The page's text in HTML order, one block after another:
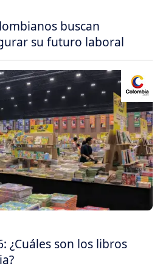
buscan
su futuro laboral
¿Cuáles son los libros